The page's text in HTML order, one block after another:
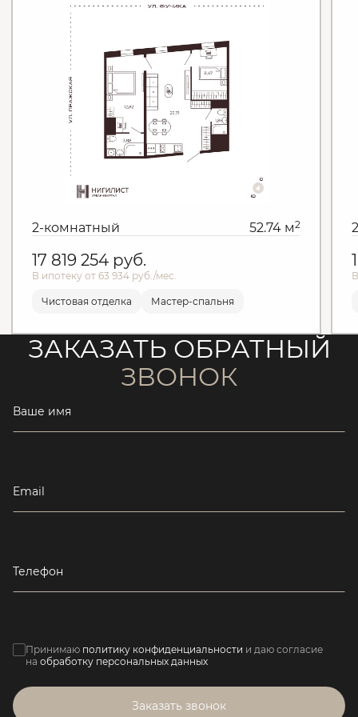
2-комнатный 52.74 м2
17 819 254 руб.
В ипотеку от 63 934 руб./мес.
Чистовая отделка Мастер-спальня
ЗАКАЗАТЬ ОБРАТНЫЙ
ЗВОНОК
Ваше имя
Email
Телефон
Принимаю политику конфиденциальности и даю согласие
на обработку персональных данных
Заказать звонок